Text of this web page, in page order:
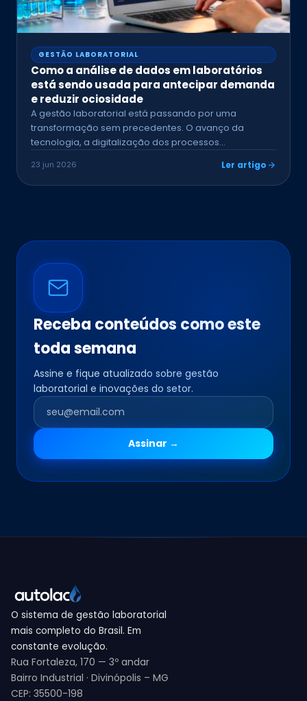
GESTÃO LABORATORIAL
Como a análise de dados em laboratórios
está sendo usada para antecipar demanda
e reduzir ociosidade
A gestão laboratorial está passando por uma
transformação sem precedentes. O avanço da
tecnologia, a digitalização dos processos…
23 jun 2026 Ler artigo
Receba conteúdos como este
toda semana
Assine e fique atualizado sobre gestão
laboratorial e inovações do setor.
Assinar →
O sistema de gestão laboratorial
mais completo do Brasil. Em
constante evolução.
Rua Fortaleza, 170 — 3º andar
Bairro Industrial · Divinópolis – MG
CEP: 35500-198